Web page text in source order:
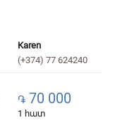
Karen
(+374) 77 624240
֏ 70 000
1 հատ